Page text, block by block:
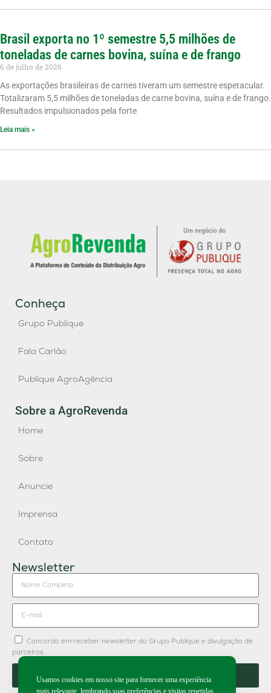
Brasil exporta no 1º semestre 5,5 milhões de
toneladas de carnes bovina, suína e de frango
6 de julho de 2026
As exportações brasileiras de carnes tiveram um semestre espetacular.
Totalizaram 5,5 milhões de toneladas de carne bovina, suína e de frango.
Resultados impulsionados pela forte
Leia mais »
Conheça
Grupo Publique
Fala Carlão
Publique AgroAgência
Sobre a AgroRevenda
Home
Sobre
Anuncie
Imprensa
Contato
Newsletter
Concordo em receber newsletter do Grupo Publique e divulgação de
parceiros.
Enviar
Usamos cookies em nosso site para fornecer uma experiência
mais relevante, lembrando suas preferências e visitas repetidas.